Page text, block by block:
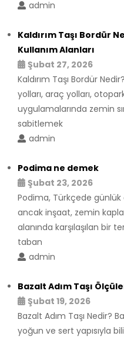
admin
Kaldırım Taşı Bordür
Kullanım Alanları
Şubat 27, 2026
Kaldırım Taşı Bordür
yolları, araç yolları,
uygulamalarında zemin
sabitlemek
admin
Podima ne demek
Şubat 23, 2026
Podima, Türkçede günlük
ancak inşaat, zemin
alanında karşılaşılan bir
taban
admin
Bazalt Adım Taşı
Şubat 19, 2026
Bazalt Adım Taşı Nedir?
yoğun ve sert yapısıyla